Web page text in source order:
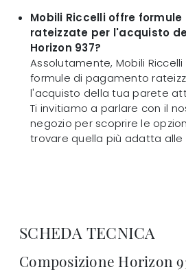
Mobili Riccelli offre
rateizzate per l'acquisto
Horizon 937?
Assolutamente, Mobili
formule di pagamento
l'acquisto della tua parete
Ti invitiamo a parlare con il
negozio per scoprire le
trovare quella più adatta alle
SCHEDA TECNICA
Composizione Horizon